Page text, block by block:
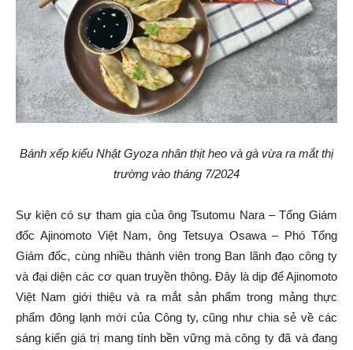
Bánh xếp kiểu Nhật Gyoza nhân thịt heo và gà vừa ra mắt thị
trường vào tháng 7/2024
Sự kiện có sự tham gia của ông Tsutomu Nara – Tổng Giám
đốc Ajinomoto Việt Nam, ông Tetsuya Osawa – Phó Tổng
Giám đốc, cùng nhiều thành viên trong Ban lãnh đạo công ty
và đại diện các cơ quan truyền thông. Đây là dịp để Ajinomoto
Việt Nam giới thiệu và ra mắt sản phẩm trong mảng thực
phẩm đông lạnh mới của Công ty, cũng như chia sẻ về các
sáng kiến giá trị mang tính bền vững mà công ty đã và đang